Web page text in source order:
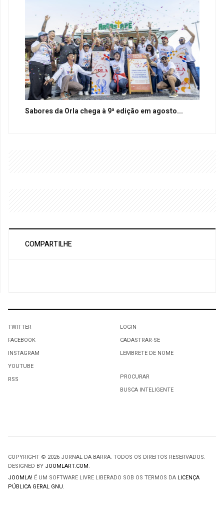
Sabores da Orla chega à 9ª edição em agosto...
COMPARTILHE
TWITTER
FACEBOOK
INSTAGRAM
YOUTUBE
RSS
LOGIN
CADASTRAR-SE
LEMBRETE DE NOME
PROCURAR
BUSCA INTELIGENTE
COPYRIGHT © 2026 JORNAL DA BARRA. TODOS OS DIREITOS RESERVADOS.
DESIGNED BY JOOMLART.COM.
JOOMLA! É UM SOFTWARE LIVRE LIBERADO SOB OS TERMOS DA LICENÇA
PÚBLICA GERAL GNU.